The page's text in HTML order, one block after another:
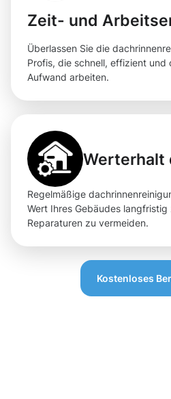
Zeit- und
Überlassen Sie die
Profis, die schnell, effizient und
Aufwand arbeiten.
Werterhalt
Regelmäßige
Wert Ihres Gebäudes
Reparaturen zu vermeiden.
Kostenloses